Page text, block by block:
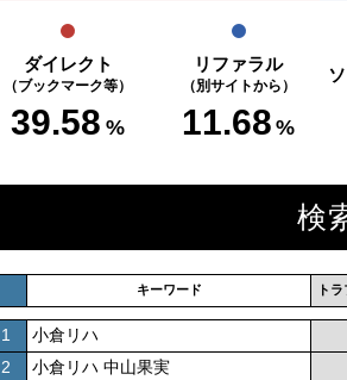
ダイレクト
（ブックマーク等）
39.58 %
リファラル
（別サイトから）
11.68 %
検
キーワード ト
1
小倉リハ
2
小倉リハ 中山果実